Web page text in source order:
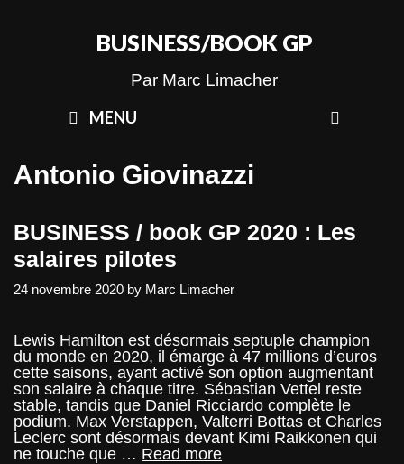
BUSINESS/BOOK GP
Par Marc Limacher
MENU
Antonio Giovinazzi
BUSINESS / book GP 2020 : Les
salaires pilotes
24 novembre 2020 by Marc Limacher
Lewis Hamilton est désormais septuple champion
du monde en 2020, il émarge à 47 millions d’euros
cette saisons, ayant activé son option augmentant
son salaire à chaque titre. Sébastian Vettel reste
stable, tandis que Daniel Ricciardo complète le
podium. Max Verstappen, Valterri Bottas et Charles
Leclerc sont désormais devant Kimi Raikkonen qui
ne touche que … Read moreBUSINESS